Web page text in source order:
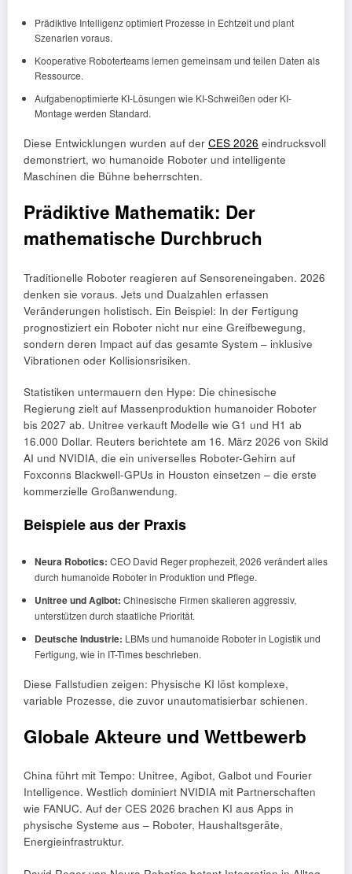
Prädiktive Intelligenz optimiert Prozesse in Echtzeit und plant
Szenarien voraus.
Kooperative Roboterteams lernen gemeinsam und teilen Daten als
Ressource.
Aufgabenoptimierte KI-Lösungen wie KI-Schweißen oder KI-
Montage werden Standard.
Diese Entwicklungen wurden auf der CES 2026 eindrucksvoll
demonstriert, wo humanoide Roboter und intelligente
Maschinen die Bühne beherrschten.
Prädiktive Mathematik: Der
mathematische Durchbruch
Traditionelle Roboter reagieren auf Sensoreneingaben. 2026
denken sie voraus. Jets und Dualzahlen erfassen
Veränderungen holistisch. Ein Beispiel: In der Fertigung
prognostiziert ein Roboter nicht nur eine Greifbewegung,
sondern deren Impact auf das gesamte System – inklusive
Vibrationen oder Kollisionsrisiken.
Statistiken untermauern den Hype: Die chinesische
Regierung zielt auf Massenproduktion humanoider Roboter
bis 2027 ab. Unitree verkauft Modelle wie G1 und H1 ab
16.000 Dollar. Reuters berichtete am 16. März 2026 von Skild
AI und NVIDIA, die ein universelles Roboter-Gehirn auf
Foxconns Blackwell-GPUs in Houston einsetzen – die erste
kommerzielle Großanwendung.
Beispiele aus der Praxis
Neura Robotics: CEO David Reger prophezeit, 2026 verändert alles
durch humanoide Roboter in Produktion und Pflege.
Unitree und Agibot: Chinesische Firmen skalieren aggressiv,
unterstützen durch staatliche Priorität.
Deutsche Industrie: LBMs und humanoide Roboter in Logistik und
Fertigung, wie in IT-Times beschrieben.
Diese Fallstudien zeigen: Physische KI löst komplexe,
variable Prozesse, die zuvor unautomatisierbar schienen.
Globale Akteure und Wettbewerb
China führt mit Tempo: Unitree, Agibot, Galbot und Fourier
Intelligence. Westlich dominiert NVIDIA mit Partnerschaften
wie FANUC. Auf der CES 2026 brachen KI aus Apps in
physische Systeme aus – Roboter, Haushaltsgeräte,
Energieinfrastruktur.